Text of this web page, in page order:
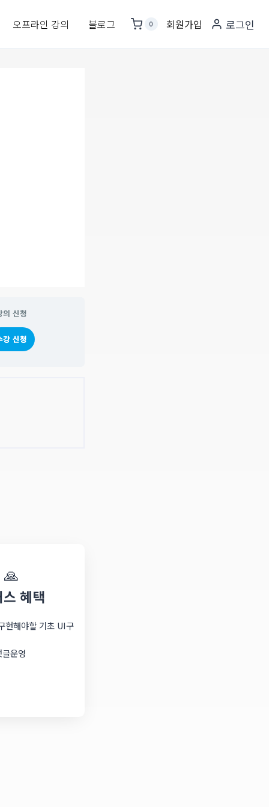
오프라인 강의 블로그 0 회원가입 로그인
의 신청
강 신청
🙏
혜택
현해야할 기초 UI구
운영